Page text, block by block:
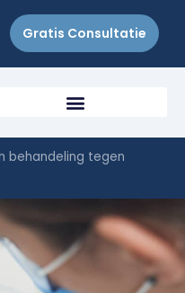
Gratis Consultatie
behandeling tegen